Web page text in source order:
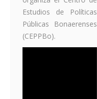
Estudios de Políticas
Públicas Bonaerenses
(CEPPBo).